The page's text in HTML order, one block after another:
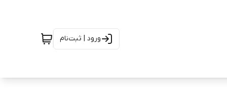
ورود | ثبت‌نام